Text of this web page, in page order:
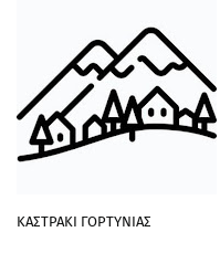
ΚΑΣΤΡΑΚΙ ΓΟΡΤΥΝΙΑΣ